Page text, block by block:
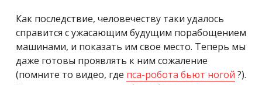
Как последствие, человечеству таки удалось
справится с ужасающим будущим порабощением
машинами, и показать им свое место. Теперь мы
даже готовы проявлять к ним сожаление
(помните то видео, где пса-робота бьют ногой ?).